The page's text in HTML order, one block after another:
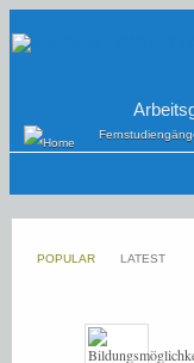
POPULAR LATEST